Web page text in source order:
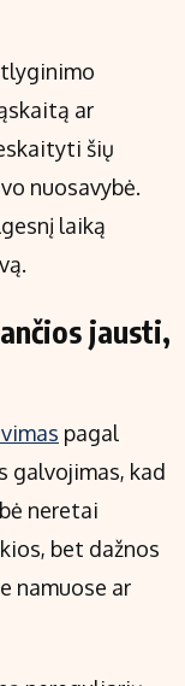
ar
šių
nuosavybė.
laiką
jausti,
pagal
galvojimas, kad
neretai
bet dažnos
namuose ar